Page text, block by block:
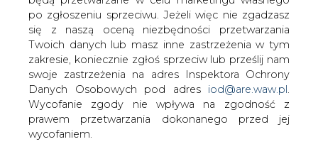
Jeśli zgadzasz się na wykorzystanie technologii
plików cookies wystarczy kliknąć poniższy przycisk
„Przejdź do serwisu”.
Zarząd Agencji Rynku Energii S.A Wydawca portalu
CIRE.pl
także rozwój kogeneracji i innych stabilnych,
niskoemisyjnych zdolności wytwórczych" - powiedział
Tchórzewski.
Jak zauważył minister, w przypadku Polski, inaczej niż w
innych krajach, niewystarczające byłoby stworzenie
mechanizmu rezerwy strategicznej. "W trakcie notyfikacji
przekonaliśmy KE, że w Polsce spodziewamy się w
najbliższych latach strukturalnych problemów z
zaspokojeniem zapotrzebowania na energię elektryczną